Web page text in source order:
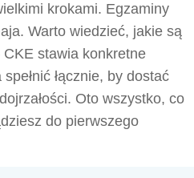
krokami. Egzaminy
Warto wiedzieć, jakie są
stawia konkretne
łącznie, by dostać
Oto wszystko, co
do pierwszego